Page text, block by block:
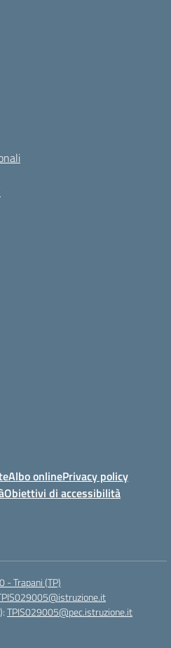
Albo onlinePrivacy policy
Obiettivi di accessibilità
- Trapani (TP)
TPIS029005@pec.istruzione.it